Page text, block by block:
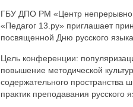
ГБУ ДПО РМ «Центр
«Педагог 13.ру» приглашает
посвященной Дню русского
Цель конференции:
повышение методической
содержательного пространства
практик преподавания русского